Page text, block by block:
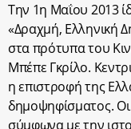
Την 1η Μαΐου 2013
«Δραχμή, Ελληνική
στα πρότυπα του
Μπέπε Γκρίλο.
η επιστροφή της
δημοψηφίσματος. Οι
σύμφωνα με την